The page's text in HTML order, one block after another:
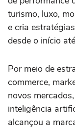
turismo, luxo,
e cria
desde o início
Por meio de
commerce,
novos
inteligência
alcançou a